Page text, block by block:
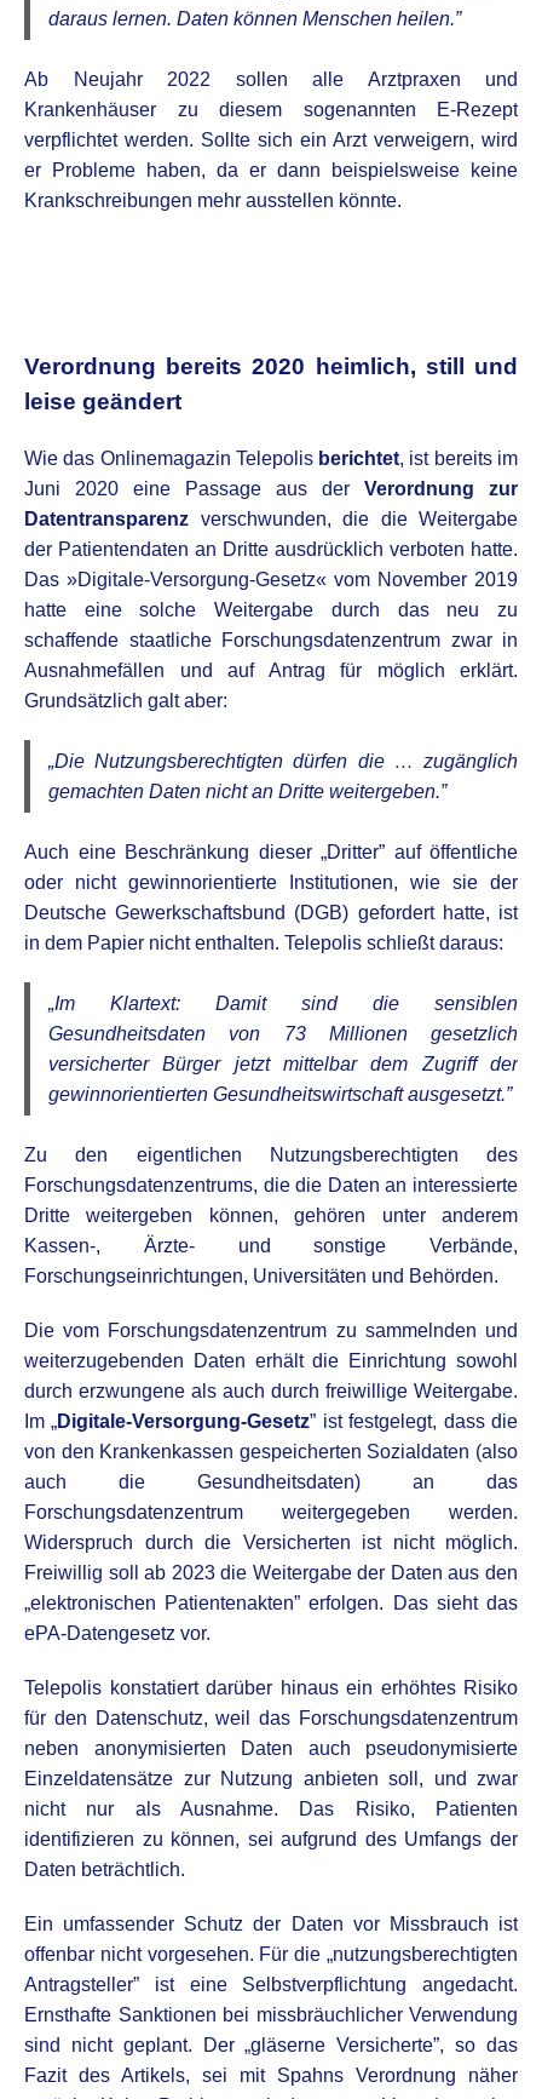
daraus lernen. Daten können Menschen heilen.”
Ab Neujahr 2022 sollen alle Arztpraxen und
Krankenhäuser zu diesem sogenannten E-Rezept
verpflichtet werden. Sollte sich ein Arzt verweigern, wird
er Probleme haben, da er dann beispielsweise keine
Krankschreibungen mehr ausstellen könnte.
Verordnung bereits 2020 heimlich, still und
leise geändert
Wie das Onlinemagazin Telepolis berichtet, ist bereits im
Juni 2020 eine Passage aus der Verordnung zur
Datentransparenz verschwunden, die die Weitergabe
der Patientendaten an Dritte ausdrücklich verboten hatte.
Das »Digitale-Versorgung-Gesetz« vom November 2019
hatte eine solche Weitergabe durch das neu zu
schaffende staatliche Forschungsdatenzentrum zwar in
Ausnahmefällen und auf Antrag für möglich erklärt.
Grundsätzlich galt aber:
„Die Nutzungsberechtigten dürfen die … zugänglich
gemachten Daten nicht an Dritte weitergeben.”
Auch eine Beschränkung dieser „Dritter” auf öffentliche
oder nicht gewinnorientierte Institutionen, wie sie der
Deutsche Gewerkschaftsbund (DGB) gefordert hatte, ist
in dem Papier nicht enthalten. Telepolis schließt daraus:
„Im Klartext: Damit sind die sensiblen
Gesundheitsdaten von 73 Millionen gesetzlich
versicherter Bürger jetzt mittelbar dem Zugriff der
gewinnorientierten Gesundheitswirtschaft ausgesetzt.”
Zu den eigentlichen Nutzungsberechtigten des
Forschungsdatenzentrums, die die Daten an interessierte
Dritte weitergeben können, gehören unter anderem
Kassen-, Ärzte- und sonstige Verbände,
Forschungseinrichtungen, Universitäten und Behörden.
Die vom Forschungsdatenzentrum zu sammelnden und
weiterzugebenden Daten erhält die Einrichtung sowohl
durch erzwungene als auch durch freiwillige Weitergabe.
Im „Digitale-Versorgung-Gesetz” ist festgelegt, dass die
von den Krankenkassen gespeicherten Sozialdaten (also
auch die Gesundheitsdaten) an das
Forschungsdatenzentrum weitergegeben werden.
Widerspruch durch die Versicherten ist nicht möglich.
Freiwillig soll ab 2023 die Weitergabe der Daten aus den
„elektronischen Patientenakten” erfolgen. Das sieht das
ePA-Datengesetz vor.
Telepolis konstatiert darüber hinaus ein erhöhtes Risiko
für den Datenschutz, weil das Forschungsdatenzentrum
neben anonymisierten Daten auch pseudonymisierte
Einzeldatensätze zur Nutzung anbieten soll, und zwar
nicht nur als Ausnahme. Das Risiko, Patienten
identifizieren zu können, sei aufgrund des Umfangs der
Daten beträchtlich.
Ein umfassender Schutz der Daten vor Missbrauch ist
offenbar nicht vorgesehen. Für die „nutzungsberechtigten
Antragsteller” ist eine Selbstverpflichtung angedacht.
Ernsthafte Sanktionen bei missbräuchlicher Verwendung
sind nicht geplant. Der „gläserne Versicherte”, so das
Fazit des Artikels, sei mit Spahns Verordnung näher